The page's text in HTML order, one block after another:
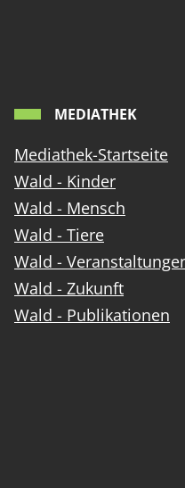
MEDIATHEK
Mediathek-Startseite
Wald - Kinder
Wald - Mensch
Wald - Tiere
Wald -
Wald - Zukunft
Wald - Publikationen